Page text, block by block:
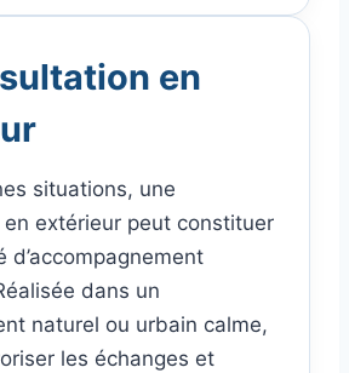
en
situations, une
extérieur peut constituer
d’accompagnement
dans un
naturel ou urbain calme,
les échanges et